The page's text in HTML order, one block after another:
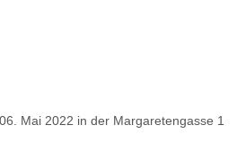
Mai 2022 in der Margaretengasse 1